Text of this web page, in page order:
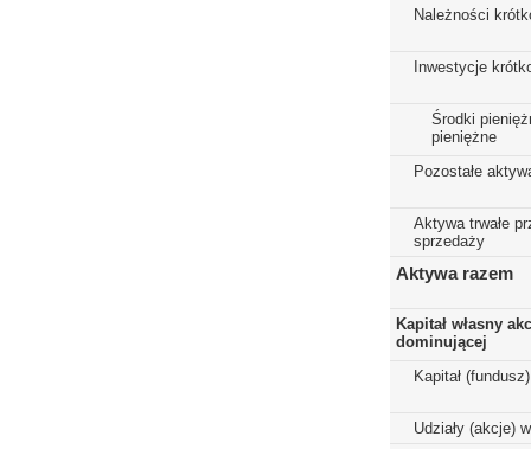
Należności
Inwestycje
Środki
pieniężne
Pozostałe
Aktywa trwałe
sprzedaży
Aktywa razem
Kapitał własny
dominującej
Kapitał
Udziały (akcje)